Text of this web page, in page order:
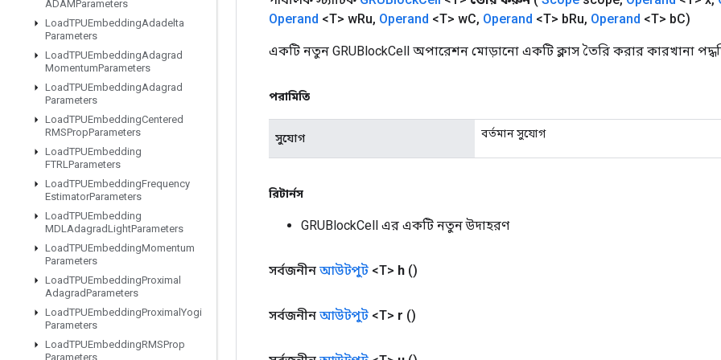
ADAMParameters
LoadTPUEmbeddingAdadelta
Parameters
LoadTPUEmbeddingAdagrad
MomentumParameters
LoadTPUEmbeddingAdagrad
Parameters
LoadTPUEmbeddingCentered
RMSPropParameters
LoadTPUEmbedding
FTRLParameters
LoadTPUEmbeddingFrequency
EstimatorParameters
LoadTPUEmbedding
MDLAdagradLightParameters
LoadTPUEmbeddingMomentum
Parameters
LoadTPUEmbeddingProximal
AdagradParameters
LoadTPUEmbeddingProximal Yogi
Parameters
LoadTPUEmbeddingRMSProp
Parameters
Operand <T> wRu, Operand <T> wC, Operand <T> bRu, Operand <T> bC)
একটি নতুন GRUBlockCell অপারেশন মোড়ানো একটি ক্লাস তৈরি করার কারখানা
পরামিতি
সুযোগ বর্তমান সুযোগ
রিটার্নস
GRUBlockCell এর একটি নতুন উদাহরণ
সর্বজনীন আউটপুট <T> h ()
সর্বজনীন আউটপুট <T> r ()